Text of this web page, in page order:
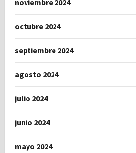
noviembre 2024
octubre 2024
septiembre 2024
agosto 2024
julio 2024
junio 2024
mayo 2024